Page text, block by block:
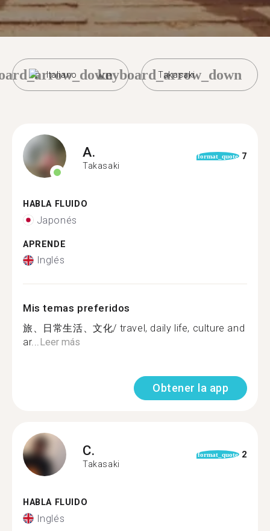
Italiano Takasaki
keyboard_arrow_down
A.
Takasaki
format_quote 7
HABLA FLUIDO
Japonés
APRENDE
Inglés
Mis temas preferidos
旅、日常生活、文化/ travel, daily life, culture and
ar...Leer más
Obtener la app
C.
Takasaki
format_quote 2
HABLA FLUIDO
Inglés